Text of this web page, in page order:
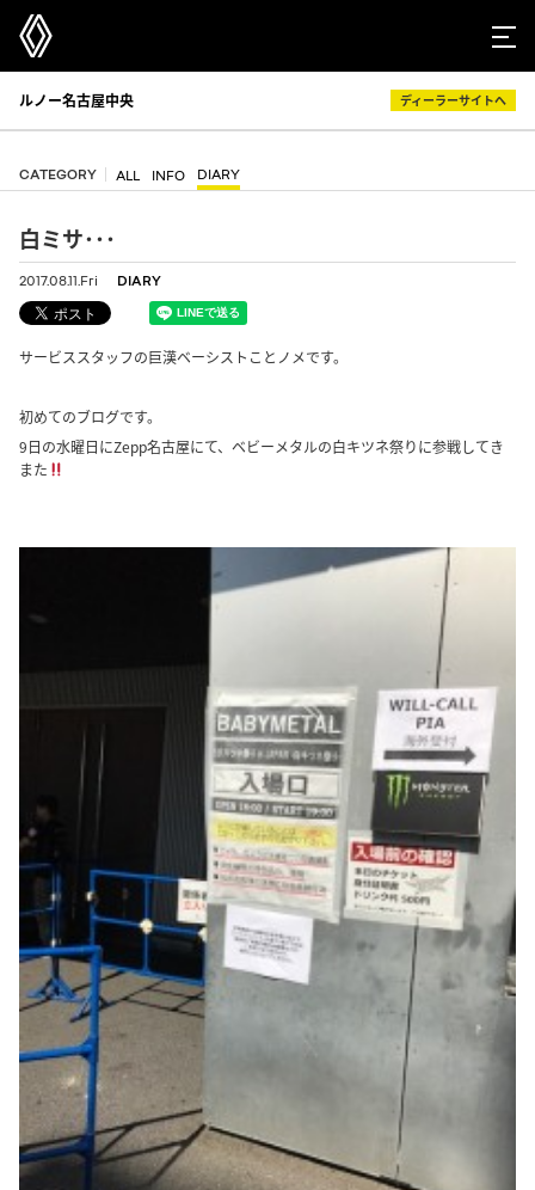
ルノー名古屋中央 ディーラーサイトへ
CATEGORY ALL INFO DIARY
白ミサ･･･
2017.08.11.Fri DIARY
サービススタッフの巨漢ベーシストことノメです。
初めてのブログです。
9日の水曜日にZepp名古屋にて、ベビーメタルの白キツネ祭りに参戦してき
また